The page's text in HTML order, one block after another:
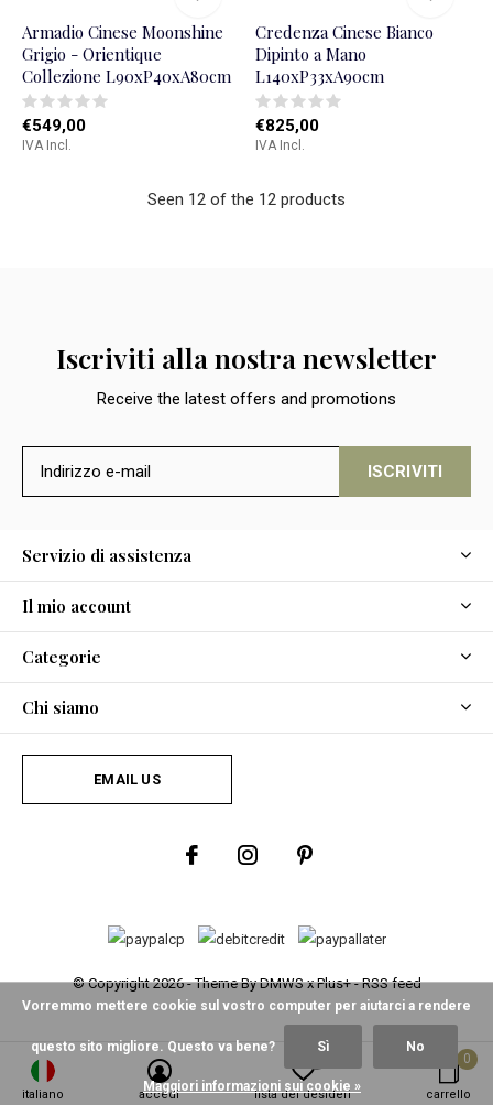
Armadio Cinese Moonshine
Grigio - Orientique
Collezione L90xP40xA80cm
€549,00
IVA Incl.
Credenza Cinese Bianco
Dipinto a Mano
L140xP33xA90cm
€825,00
IVA Incl.
Seen 12 of the 12 products
Iscriviti alla nostra newsletter
Receive the latest offers and promotions
ISCRIVITI
Servizio di assistenza
Il mio account
Categorie
Chi siamo
EMAIL US
© Copyright2026- Theme ByDMWSxPlus+-RSS feed
italiano accedi lista dei desideri carrello
0
Fine Asianliving -2Recensioni @
Vorremmo mettere cookie sul vostro computer per aiutarci a rendere
questo sito migliore. Questo va bene? Sì No
Maggiori informazioni sui cookie »